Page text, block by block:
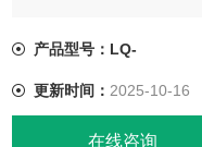
产品型号：LQ-
更新时间： 2025-10-16
在线咨询